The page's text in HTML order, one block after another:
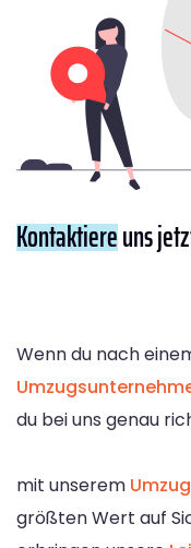
Kontaktiereuns
Wenn du nach
du bei uns genau
mit unserem
größten Wert auf